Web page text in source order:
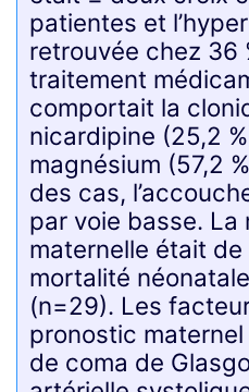
patientes et
retrouvée chez 36
traitement
comportait la
nicardipine (25,2
magnésium (57,2
des cas,
par voie basse. La
maternelle était de
mortalité
(n=29). Les
pronostic
de coma de